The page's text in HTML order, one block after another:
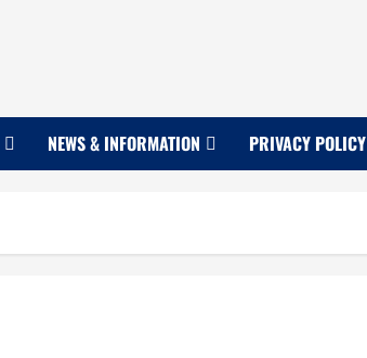
NEWS & INFORMATION PRIVACY POLICY